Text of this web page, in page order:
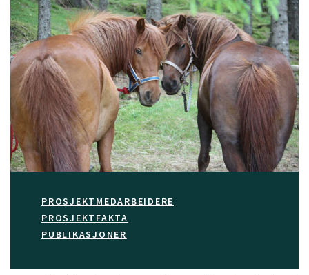
PROSJEKTMEDARBEIDERE
PROSJEKTFAKTA
PUBLIKASJONER